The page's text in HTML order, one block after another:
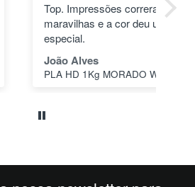
correram às mil
a cor deu um toque
PLA HD 1Kg MORADO WINKLE - LILÁS – WINKLE